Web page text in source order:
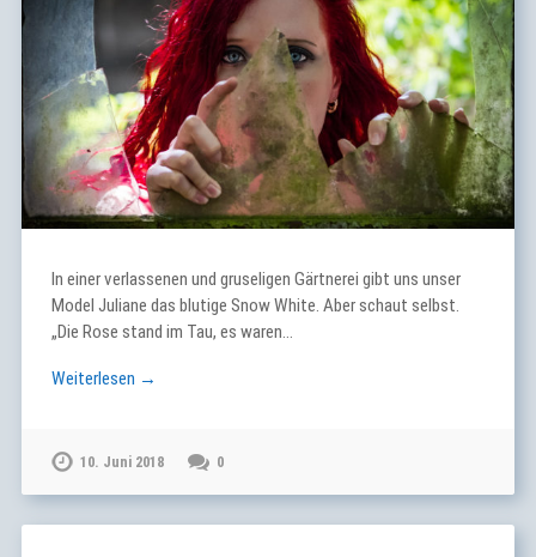
In einer verlassenen und gruseligen Gärtnerei gibt uns unser
Model Juliane das blutige Snow White. Aber schaut selbst.
„Die Rose stand im Tau, es waren…
Weiterlesen →
10. Juni 2018 0